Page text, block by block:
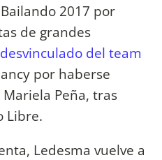
2017 por
de grandes
desvinculado del team
por haberse
Mariela Peña, tras
Libre.
Ledesma vuelve a